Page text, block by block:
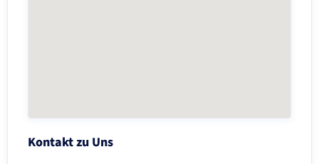
Kontakt zu Uns